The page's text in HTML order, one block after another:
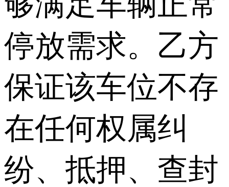
停放需求。乙方
保证该车位不存
在任何权属纠
纷、抵押、查封